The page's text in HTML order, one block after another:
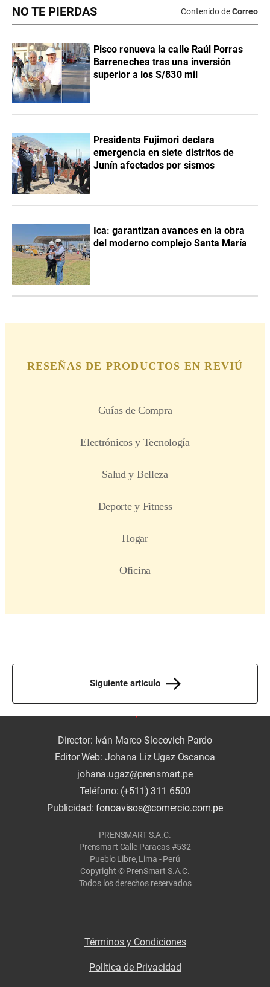
NO TE PIERDAS Contenido deCorreo
Pisco renueva la calle Raúl Porras
Barrenechea tras una inversión
superior a los S/830 mil
Presidenta Fujimori declara
emergencia en siete distritos de
Junín afectados por sismos
Ica: garantizan avances en la obra
del moderno complejo Santa María
Siguiente artículo
Director: Iván Marco Slocovich Pardo
Editor Web: Johana Liz Ugaz Oscanoa
johana.ugaz@prensmart.pe
Teléfono: (+511) 311 6500
Publicidad:fonoavisos@comercio.com.pe
PRENSMART S.A.C.
Prensmart Calle Paracas #532
Pueblo Libre, Lima - Perú
Copyright © PrenSmart S.A.C.
Todos los derechos reservados
Términos y Condiciones
Política de Privacidad